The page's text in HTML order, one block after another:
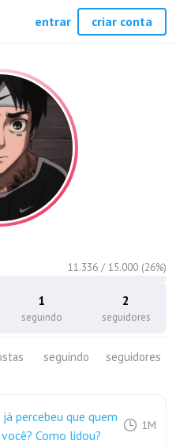
11.336 / 15.000 (26%)
1
seguindo
2
seguidores
seguindo seguidores
já percebeu que quem
Como lidou?
1M
entrar criar conta